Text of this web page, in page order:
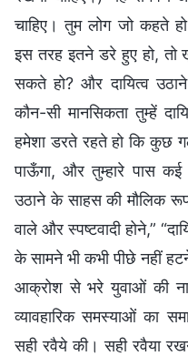
चाहिए। तुम लोग जो कहते
इस तरह इतने डरे हुए हो, तो
सकते हो? और दायित्व
कौन-सी मानसिकता तुम्हें
हमेशा डरते रहते हो कि कुछ
पाऊँगा, और तुम्हारे पास कई
उठाने के साहस की मौलिक
वाले और स्पष्टवादी होने,”
के सामने भी कभी पीछे नहीं
आक्रोश से भरे युवाओं की
व्यावहारिक समस्याओं का
सही रवैये की। सही रवैया